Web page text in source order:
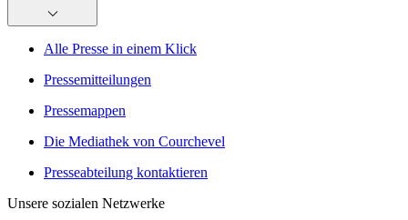
Alle Presse in einem Klick
Pressemitteilungen
Pressemappen
Die Mediathek von Courchevel
Presseabteilung kontaktieren
Unsere sozialen Netzwerke